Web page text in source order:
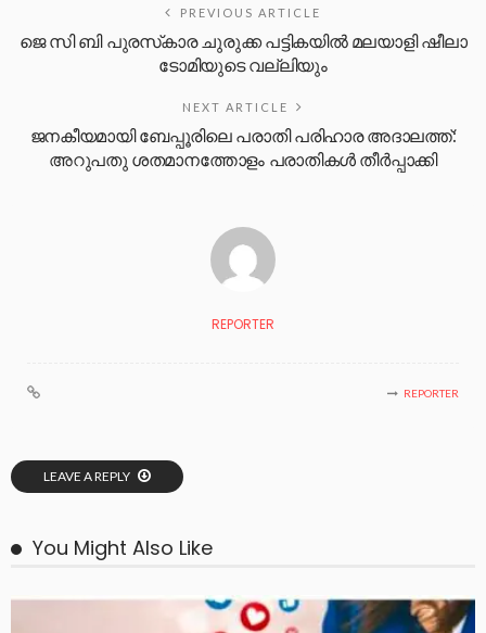
PREVIOUS ARTICLE
ജെ സി ബി പുരസ്‌കാര ചുരുക്ക പട്ടികയിൽ മലയാളി ഷീലാ
ടോമിയുടെ വല്ലിയും
NEXT ARTICLE
ജനകീയമായി ബേപ്പൂരിലെ പരാതി പരിഹാര അദാലത്ത്:
അറുപതു ശതമാനത്തോളം പരാതികൾ തീർപ്പാക്കി
REPORTER
REPORTER
LEAVE A REPLY
You Might Also Like